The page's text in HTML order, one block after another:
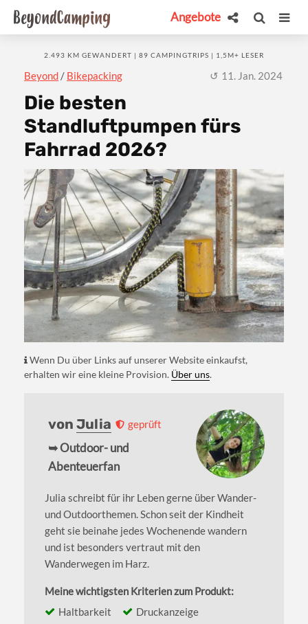
Angebote
Beyond / Bikepacking
2.493 KM GEWANDERT | 89 CAMPINGTRIPS | 1,5M+ LESER
11. Jan. 2024
Die besten
Standluftpumpen fürs
Fahrrad 2026?
Wenn Du über Links auf unserer Website einkaufst,
erhalten wir eine kleine Provision. Über uns.
vonJulia geprüft
➥ Outdoor- und
Abenteuerfan
Julia schreibt für ihr Leben gerne über Wander-
und Outdoorthemen. Schon seit der Kindheit
geht sie beinahe jedes Wochenende wandern
und ist besonders vertraut mit den
Wanderwegen im Harz.
Meine wichtigsten Kriterien zum Produkt:
Haltbarkeit
Druckanzeige